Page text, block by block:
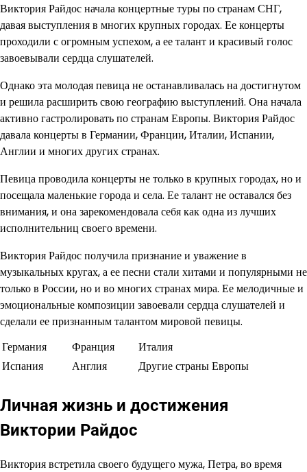
Виктория Райдос начала концертные туры по странам СНГ,
давая выступления в многих крупных городах. Ее концерты
проходили с огромным успехом, а ее талант и красивый голос
завоевывали сердца слушателей.
Однако эта молодая певица не останавливалась на достигнутом
и решила расширить свою географию выступлений. Она начала
активно гастролировать по странам Европы. Виктория Райдос
давала концерты в Германии, Франции, Италии, Испании,
Англии и многих других странах.
Певица проводила концерты не только в крупных городах, но и
посещала маленькие города и села. Ее талант не оставался без
внимания, и она зарекомендовала себя как одна из лучших
исполнительниц своего времени.
Виктория Райдос получила признание и уважение в
музыкальных кругах, а ее песни стали хитами и популярными не
только в России, но и во многих странах мира. Ее мелодичные и
эмоциональные композиции завоевали сердца слушателей и
сделали ее признанным талантом мировой певицы.
Германия
Франция
Италия
Испания
Англия Другие страны Европы
Личная жизнь и достижения
Виктории Райдос
Виктория встретила своего будущего мужа, Петра, во время